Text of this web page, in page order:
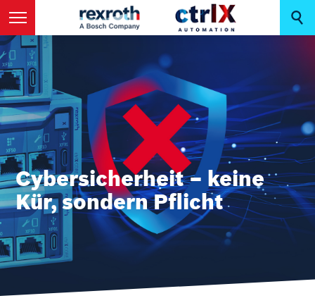
Cybersicherheit – keine
Kür, sondern Pflicht